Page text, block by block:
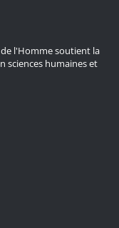
de l'Homme soutient la
sciences humaines et